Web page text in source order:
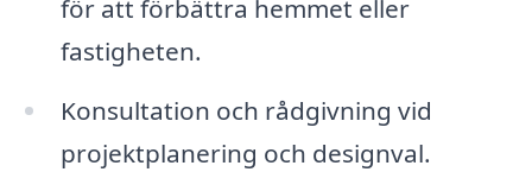
för att förbättra hemmet eller
fastigheten.
Konsultation och rådgivning vid
projektplanering och designval.